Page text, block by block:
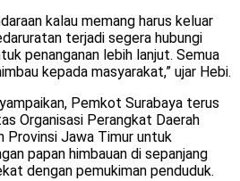
kalau memang harus keluar
terjadi segera hubungi
penanganan lebih lanjut. Semua
kepada masyarakat,” ujar Hebi.
Pemkot Surabaya terus
Organisasi Perangkat Daerah
Provinsi Jawa Timur untuk
papan himbauan di sepanjang
dengan pemukiman penduduk.